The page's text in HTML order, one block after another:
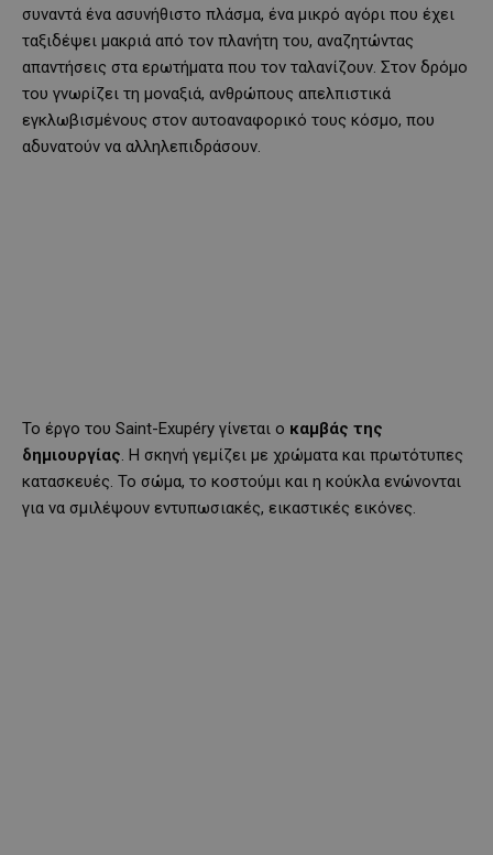
συναντά ένα ασυνήθιστο πλάσμα, ένα μικρό αγόρι που έχει
ταξιδέψει μακριά από τον πλανήτη του, αναζητώντας
απαντήσεις στα ερωτήματα που τον ταλανίζουν. Στον δρόμο
του γνωρίζει τη μοναξιά, ανθρώπους απελπιστικά
εγκλωβισμένους στον αυτοαναφορικό τους κόσμο, που
αδυνατούν να αλληλεπιδράσουν.
Το έργο του Saint-Exupéry γίνεται ο καμβάς της
δημιουργίας . Η σκηνή γεμίζει με χρώματα και πρωτότυπες
κατασκευές. Το σώμα, το κοστούμι και η κούκλα ενώνονται
για να σμιλέψουν εντυπωσιακές, εικαστικές εικόνες.